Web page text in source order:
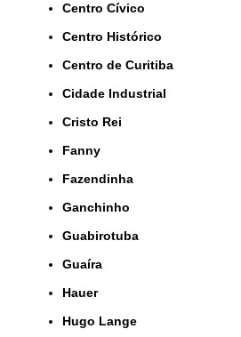
Centro Cívico
Centro Histórico
Centro de Curitiba
Cidade Industrial
Cristo Rei
Fanny
Fazendinha
Ganchinho
Guabirotuba
Guaíra
Hauer
Hugo Lange